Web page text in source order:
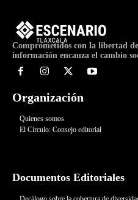
Comprometidos con la libertad
información encauza el cambio
Organización
Quienes somos
El Círculo: Consejo editorial
Documentos Editoriales